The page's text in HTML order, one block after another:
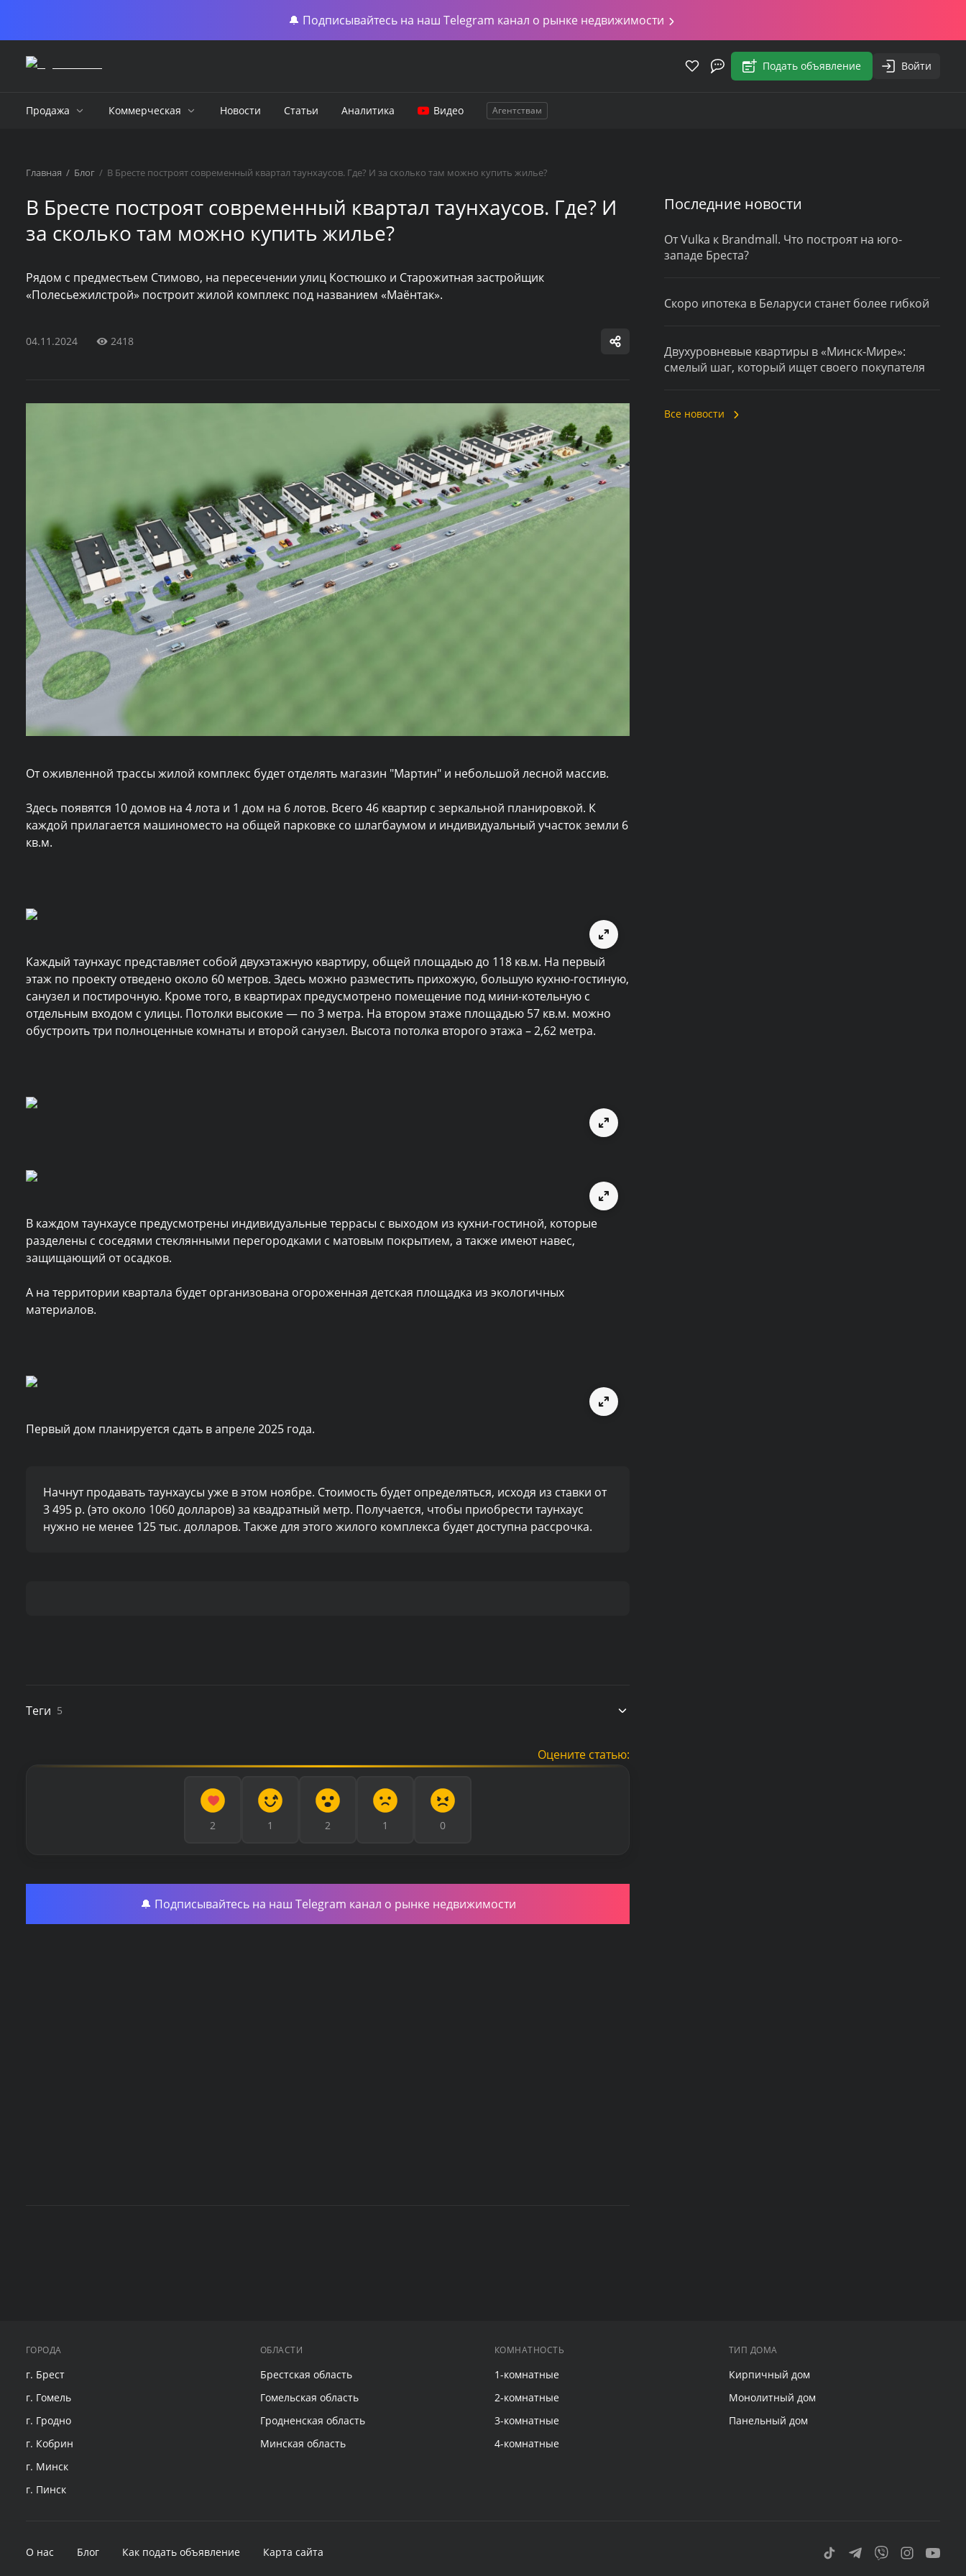
🔔 Подписывайтесь на наш Telegram канал о рынке недвижимости
Подать объявление Войти
Продажа Коммерческая Новости Статьи Аналитика Видео Агентствам
Главная / Блог / В Бресте построят современный квартал таунхаусов. Где? И за сколько там можно купить жилье?
В Бресте построят современный квартал таунхаусов. Где? И
за сколько там можно купить жилье?
Рядом с предместьем Стимово, на пересечении улиц Костюшко и Старожитная застройщик
«Полесьежилстрой» построит жилой комплекс под названием «Маёнтак».
04.11.2024 2418
От оживленной трассы жилой комплекс будет отделять магазин "Мартин" и небольшой лесной массив.
Здесь появятся 10 домов на 4 лота и 1 дом на 6 лотов. Всего 46 квартир с зеркальной планировкой. К
каждой прилагается машиноместо на общей парковке со шлагбаумом и индивидуальный участок земли 6
кв.м.
Каждый таунхаус представляет собой двухэтажную квартиру, общей площадью до 118 кв.м. На первый
этаж по проекту отведено около 60 метров. Здесь можно разместить прихожую, большую кухню-гостиную,
санузел и постирочную. Кроме того, в квартирах предусмотрено помещение под мини-котельную с
отдельным входом с улицы. Потолки высокие — по 3 метра. На втором этаже площадью 57 кв.м. можно
обустроить три полноценные комнаты и второй санузел. Высота потолка второго этажа – 2,62 метра.
В каждом таунхаусе предусмотрены индивидуальные террасы с выходом из кухни-гостиной, которые
разделены с соседями стеклянными перегородками с матовым покрытием, а также имеют навес,
защищающий от осадков.
А на территории квартала будет организована огороженная детская площадка из экологичных
материалов.
Первый дом планируется сдать в апреле 2025 года.
Начнут продавать таунхаусы уже в этом ноябре. Стоимость будет определяться, исходя из ставки от
3 495 р. (это около 1060 долларов) за квадратный метр. Получается, чтобы приобрести таунхаус
нужно не менее 125 тыс. долларов. Также для этого жилого комплекса будет доступна рассрочка.
Теги 5
Оцените статью:
2 1 2 1 0
🔔 Подписывайтесь на наш Telegram канал о рынке недвижимости
Последние новости
От Vulka к Brandmall. Что построят на юго-
западе Бреста?
Скоро ипотека в Беларуси станет более гибкой
Двухуровневые квартиры в «Минск-Мире»:
смелый шаг, который ищет своего покупателя
Все новости
ГОРОДА
г. Брест
г. Гомель
г. Гродно
г. Кобрин
г. Минск
г. Пинск
ОБЛАСТИ
Брестская область
Гомельская область
Гродненская область
Минская область
КОМНАТНОСТЬ
1-комнатные
2-комнатные
3-комнатные
4-комнатные
ТИП ДОМА
Кирпичный дом
Монолитный дом
Панельный дом
О нас Блог Как подать объявление Карта сайта